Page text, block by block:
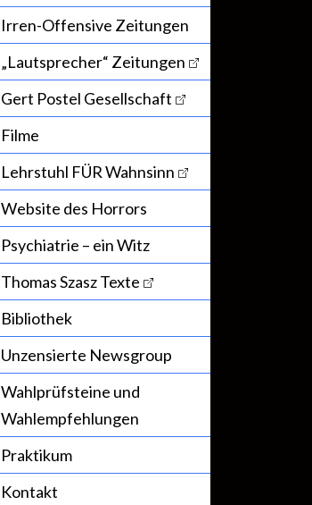
Irren-Offensive Zeitungen
„Lautsprecher“ Zeitungen
Gert Postel Gesellschaft
Filme
Lehrstuhl FÜR Wahnsinn
Website des Horrors
Psychiatrie – ein Witz
Thomas Szasz Texte
Bibliothek
Unzensierte Newsgroup
Wahlprüfsteine und
Wahlempfehlungen
Praktikum
Kontakt